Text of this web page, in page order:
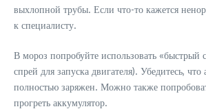
выхлопной трубы. Если что-то кажется
к специалисту.
В мороз попробуйте использовать «быстрый
спрей для запуска двигателя). Убедитесь, что
полностью заряжен. Можно также
прогреть аккумулятор.